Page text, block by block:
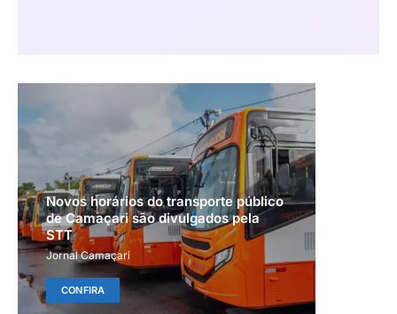
Novos horários do transporte público
de Camaçari são divulgados pela
STT
Jornal Camaçari
CONFIRA